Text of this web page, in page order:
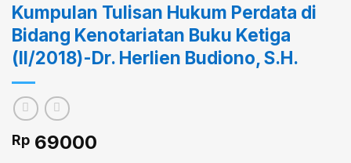
Kumpulan Tulisan Hukum Perdata di
Bidang Kenotariatan Buku Ketiga
(II/2018)-Dr. Herlien Budiono, S.H.
Rp 69000